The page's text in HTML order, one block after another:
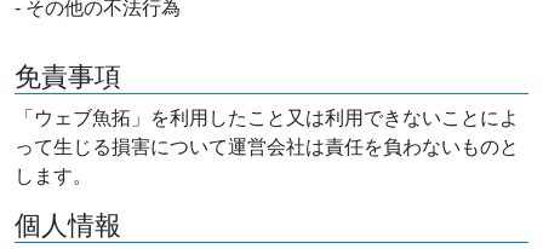
- その他の不法行為
免責事項
「ウェブ魚拓」を利用したこと又は利用できないことによ
って生じる損害について運営会社は責任を負わないものと
します。
個人情報